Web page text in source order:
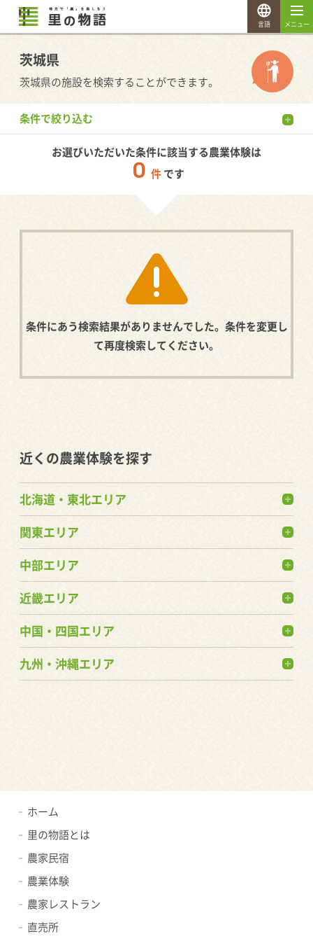
茨城県
茨城県の施設を検索することができます。
条件で絞り込む
お選びいただいた条件に該当する農業体験は
0 件です
条件にあう検索結果がありませんでした。条件を変更し
て再度検索してください。
近くの農業体験を探す
北海道・東北エリア
関東エリア
中部エリア
近畿エリア
中国・四国エリア
九州・沖縄エリア
ホーム
里の物語とは
農家民宿
農業体験
農家レストラン
直売所
メニュー
言語